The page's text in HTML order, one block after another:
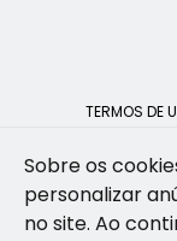
TERMOS DE
Sobre os
personalizar
no site. Ao